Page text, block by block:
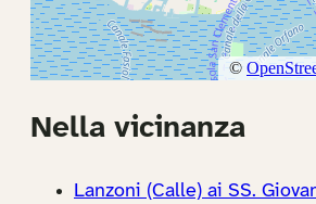
Nella vicinanza
Lanzoni (Calle) ai SS.